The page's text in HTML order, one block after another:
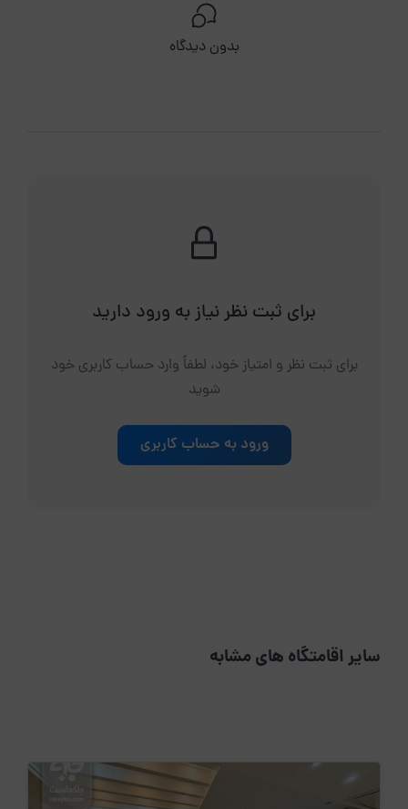
بدون دیدگاه
برای ثبت نظر نیاز به ورود دارید
برای ثبت نظر و امتیاز خود، لطفاً وارد حساب کاربری خود
شوید
ورود به حساب کاربری
سایر اقامتگاه های مشابه